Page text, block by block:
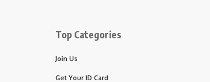
Top Categories
Join Us
Get Your ID Card